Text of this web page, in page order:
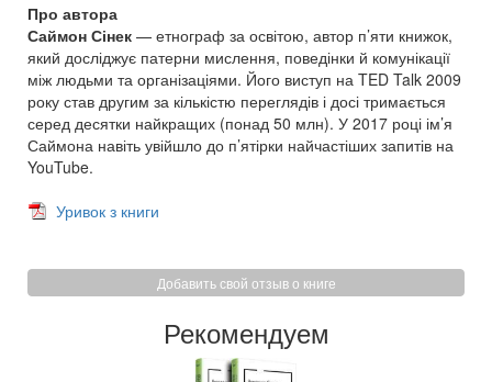
Про автора
Саймон Сінек — етнограф за освітою, автор п’яти книжок,
який досліджує патерни мислення, поведінки й комунікації
між людьми та організаціями. Його виступ на TED Talk 2009
року став другим за кількістю переглядів і досі тримається
серед десятки найкращих (понад 50 млн). У 2017 році ім’я
Саймона навіть увійшло до п’ятірки найчастіших запитів на
YouTube.
Уривок з книги
Добавить свой отзыв о книге
Рекомендуем